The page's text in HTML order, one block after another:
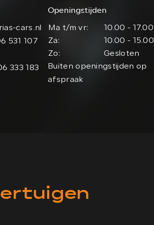
cars.nl
531 107
333 183
Openingstijden
Ma t/m vr:
10.00 - 17.00
Za:
10.00 - 15.00
Zo:
Gesloten
Buiten openingstijden op
afspraak